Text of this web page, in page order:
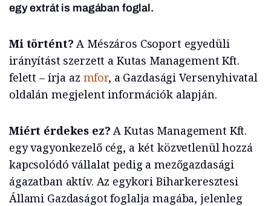
egy extrát is magában foglal.
Mi történt?A Mészáros Csoport egyedüli
irányítást szerzett a Kutas Management Kft.
felett – írja az mfor, a Gazdasági Versenyhivatal
oldalán megjelent információk alapján.
Miért érdekes ez?A Kutas Management Kft.
egy vagyonkezelő cég, a két közvetlenül hozzá
kapcsolódó vállalat pedig a mezőgazdasági
ágazatban aktív. Az egykori Biharkeresztesi
Állami Gazdaságot foglalja magába, jelenleg